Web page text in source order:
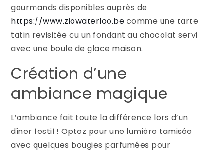
gourmands disponibles auprès de
https://www.ziowaterloo.be comme une tarte
tatin revisitée ou un fondant au chocolat servi
avec une boule de glace maison.
Création d’une
ambiance magique
L’ambiance fait toute la différence lors d’un
dîner festif ! Optez pour une lumière tamisée
avec quelques bougies parfumées pour